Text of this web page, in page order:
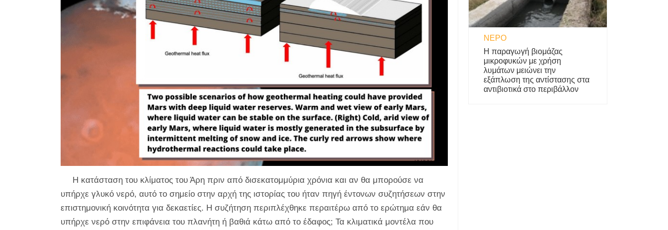
Η κατάσταση του κλίματος του Άρη πριν από δισεκατομμύρια χρόνια και αν θα μπορούσε να
υπήρχε γλυκό νερό, αυτό το σημείο στην αρχή της ιστορίας του ήταν πηγή έντονων συζητήσεων στην
επιστημονική κοινότητα για δεκαετίες. Η συζήτηση περιπλέχθηκε περαιτέρω από το ερώτημα εάν θα
υπήρχε νερό στην επιφάνεια του πλανήτη ή βαθιά κάτω από το έδαφος; Τα κλιματικά μοντέλα που
ΝΕΡΌ
Η παραγωγή βιομάζας
μικροφυκών με χρήση
λυμάτων μειώνει την
εξάπλωση της αντίστασης στα
αντιβιοτικά στο περιβάλλον